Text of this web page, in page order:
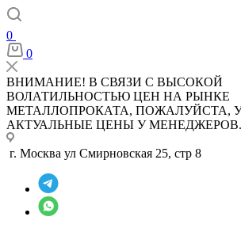
0
0
ВНИМАНИЕ! В СВЯЗИ С ВЫСОКОЙ
ВОЛАТИЛЬНОСТЬЮ ЦЕН НА РЫНКЕ
МЕТАЛЛОПРОКАТА, ПОЖАЛУЙСТА,
АКТУАЛЬНЫЕ ЦЕНЫ У МЕНЕДЖЕРОВ.
г. Москва ул Смирновская 25, стр 8